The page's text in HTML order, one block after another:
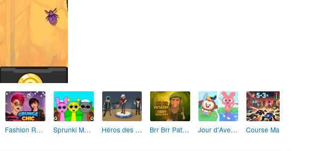
Fashion Rebelle: Style Grunge Chic Sprunki Monster: Rythmes Musicaux Monstres Héros des Terres Hostiles Brr Brr Patapim: Le Défi Parkour Délirant Jour d'Aventure: Puzzles en Plein Air